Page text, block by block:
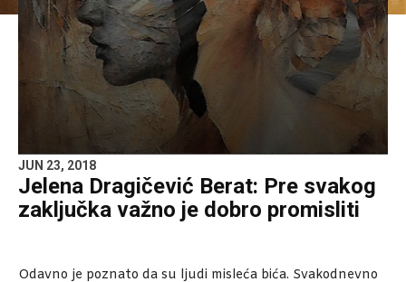
JUN 23, 2018
Jelena Dragičević Berat: Pre svakog
zaključka važno je dobro promisliti
Odavno je poznato da su ljudi misleća bića. Svakodnevno